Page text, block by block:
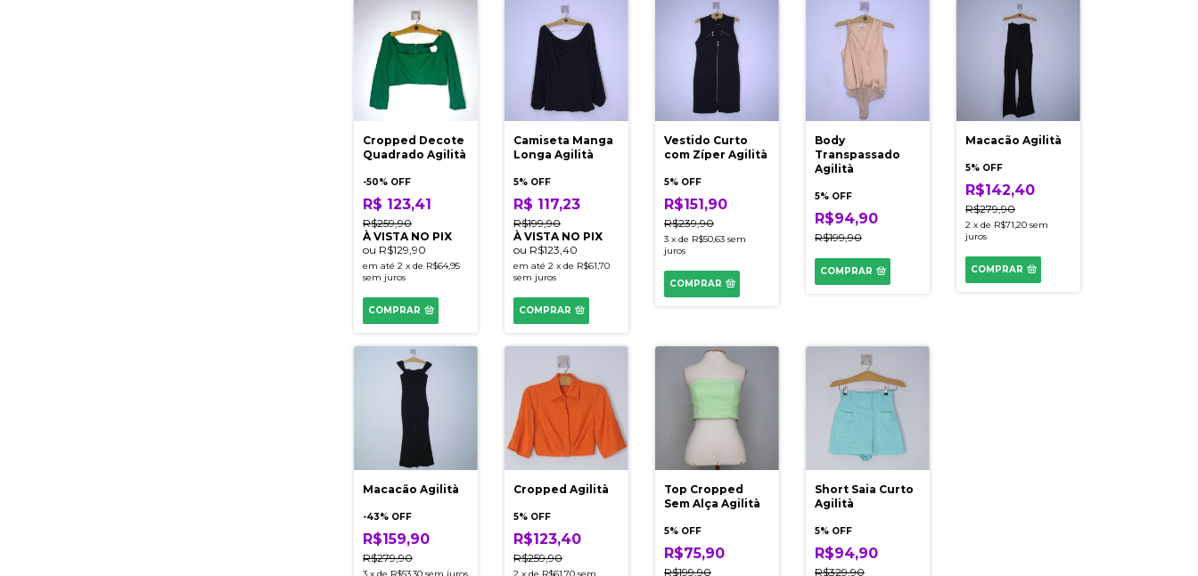
Cropped Decote
Quadrado Agilità
-50% OFF
R$ 123,41
R$259,90
À VISTA NO PIX
ou R$129,90
em até 2 x de R$64,95
sem juros
COMPRAR
Camiseta Manga
Longa Agilità
5% OFF
R$ 117,23
R$199,90
À VISTA NO PIX
ou R$123,40
em até 2 x de R$61,70
sem juros
COMPRAR
Vestido Curto
com Zíper Agilità
5% OFF
R$151,90
R$239,90
3 x de R$50,63 sem
juros
COMPRAR
Body
Transpassado
Agilità
5% OFF
R$94,90
R$199,90
COMPRAR
Macacão Agilità
5% OFF
R$142,40
R$279,90
2 x de R$71,20 sem
juros
COMPRAR
Macacão Agilità
-43% OFF
R$159,90
R$279,90
3 x de R$53,30 sem juros
Cropped Agilità
5% OFF
R$123,40
R$259,90
2 x de R$61,70 sem
Top Cropped
Sem Alça Agilità
5% OFF
R$75,90
R$199,90
Short Saia Curto
Agilità
5% OFF
R$94,90
R$329,90